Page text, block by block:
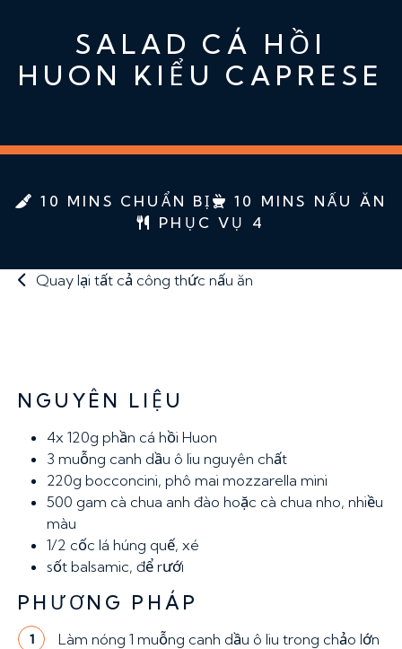
SALAD CÁ HỒI
HUON KIỂU CAPRESE
10 MINS CHUẨN BỊ
10 MINS NẤU ĂN
PHỤC VỤ 4
Quay lại tất cả công thức nấu ăn
NGUYÊN LIỆU
4x 120g phần cá hồi Huon
3 muỗng canh dầu ô liu nguyên chất
220g bocconcini, phô mai mozzarella mini
500 gam cà chua anh đào hoặc cà chua nho, nhiều
màu
1/2 cốc lá húng quế, xé
sốt balsamic, để rưới
PHƯƠNG PHÁP
1
Làm nóng 1 muỗng canh dầu ô liu trong chảo lớn